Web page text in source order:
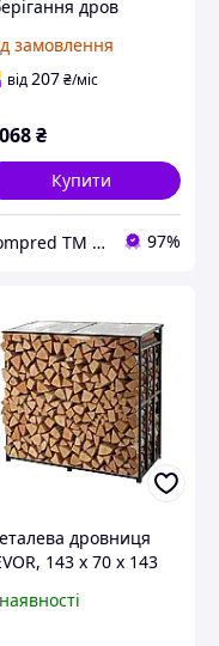
дров
OL466
замовлення
від 207₴/міс
₴
Купити
Kompred TM Виробниче підприємство 97%
дровниця
143 x 70 x 143
максимальне